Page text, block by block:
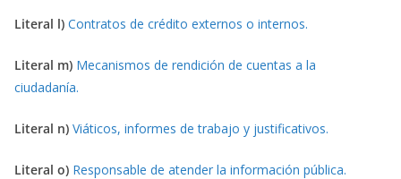
Literal l) Contratos de crédito externos o internos.
Literal m) Mecanismos de rendición de cuentas a la
ciudadanía.
Literal n) Viáticos, informes de trabajo y justificativos.
Literal o) Responsable de atender la información pública.